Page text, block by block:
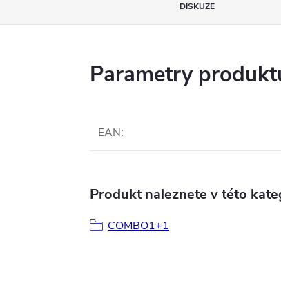
DISKUZE
Parametry
EAN:
Produkt naleznete v této
COMBO1+1